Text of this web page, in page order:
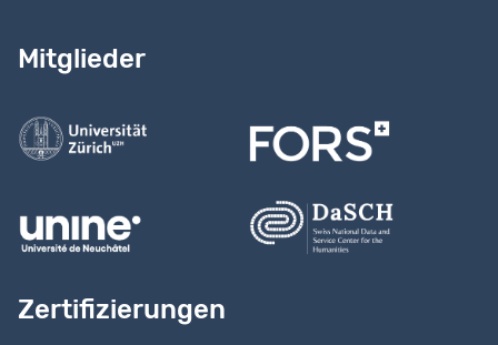
Mitglieder
Zertifizierungen